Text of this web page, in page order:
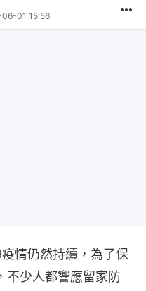
01 15:56
情仍然持續，為了保
不少人都響應留家防